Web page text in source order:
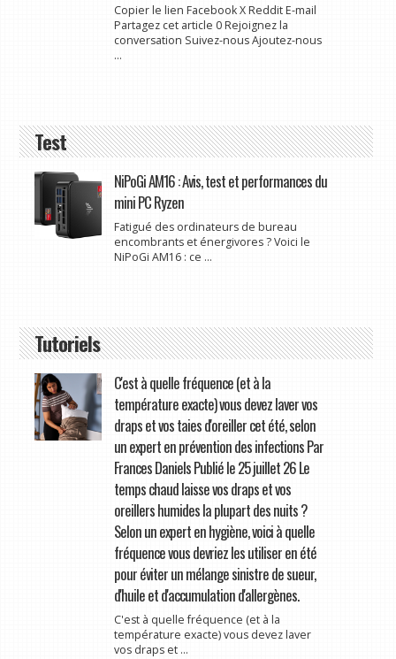
Copier le lien Facebook X Reddit E-mail
Partagez cet article 0 Rejoignez la
conversation Suivez-nous Ajoutez-nous
...
Test
NiPoGi AM16 : Avis, test et performances du
mini PC Ryzen
Fatigué des ordinateurs de bureau
encombrants et énergivores ? Voici le
NiPoGi AM16 : ce ...
Tutoriels
C'est à quelle fréquence (et à la
température exacte) vous devez laver vos
draps et vos taies d'oreiller cet été, selon
un expert en prévention des infections Par
Frances Daniels Publié le 25 juillet 26 Le
temps chaud laisse vos draps et vos
oreillers humides la plupart des nuits ?
Selon un expert en hygiène, voici à quelle
fréquence vous devriez les utiliser en été
pour éviter un mélange sinistre de sueur,
d'huile et d'accumulation d'allergènes.
C'est à quelle fréquence (et à la
température exacte) vous devez laver
vos draps et ...